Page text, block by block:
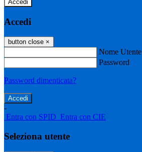
Accedi
Accedi
button close ×
Nome Utente
Password
Password dimenticata?
-
Entra con SPID Entra con CIE
Seleziona utente